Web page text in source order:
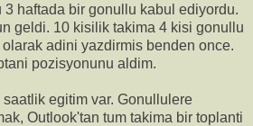
3 haftada bir gonullu kabul ediyordu.
geldi. 10 kisilik takima 4 kisi gonullu
adini yazdirmis benden once.
pozisyonunu aldim.
egitim var. Gonullulere
Outlook'tan tum takima bir toplanti